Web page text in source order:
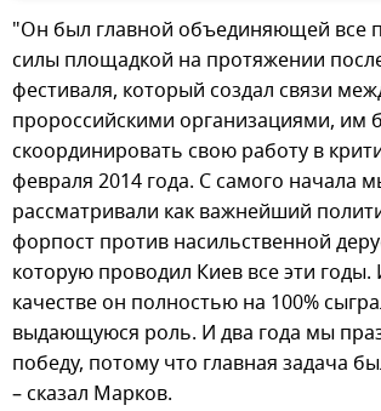
"Он был главной объединяющей все
силы площадкой на протяжении
фестиваля, который создал связи
пророссийскими организациями, им
скоординировать свою работу в
февраля 2014 года. С самого начала
рассматривали как важнейший
форпост против насильственной
которую проводил Киев все эти годы.
качестве он полностью на 100%
выдающуюся роль. И два года мы
победу, потому что главная задача
– сказал Марков.